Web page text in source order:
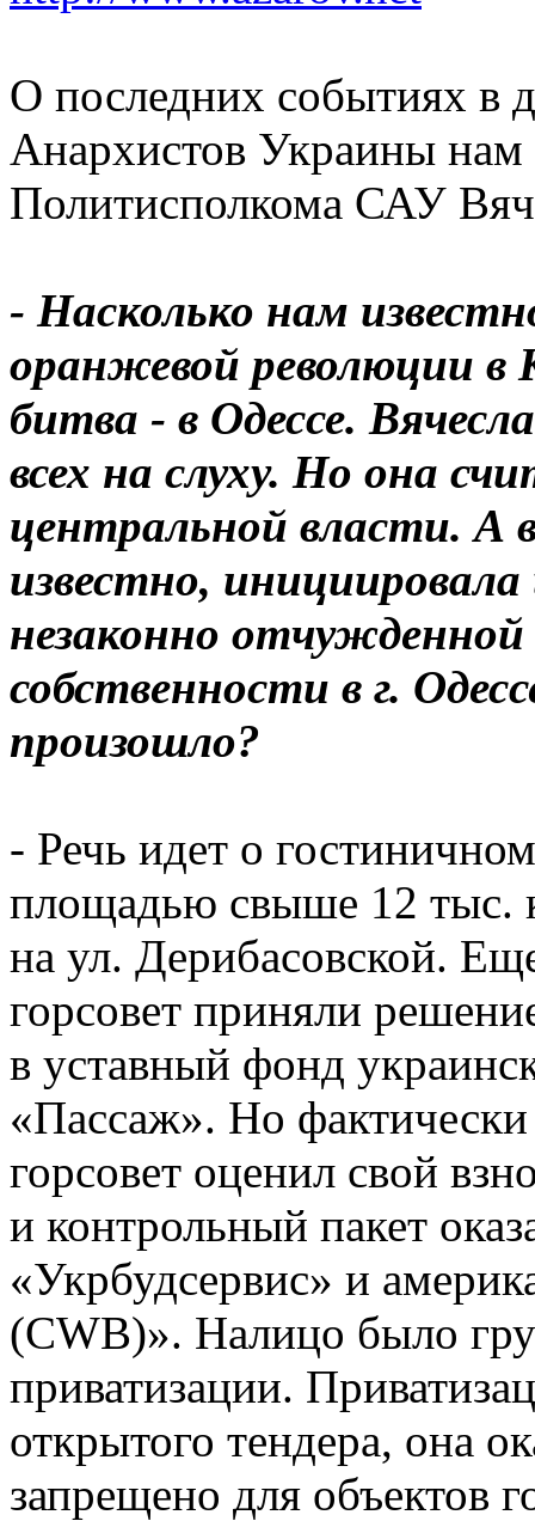
О последних событиях в
Анархистов Украины нам
Политисполкома САУ
- Насколько нам
оранжевой революции в
битва - в Одессе.
всех на слуху. Но она
центральной власти. А
известно,
незаконно
собственности в г.
произошло?
- Речь идет о
площадью свыше 12 тыс.
на ул. Дерибасовской.
горсовет приняли
в уставный фонд
«Пассаж». Но фактически
горсовет оценил свой
и контрольный пакет
«Укрбудсервис» и
(CWB)». Налицо было
приватизации.
открытого тендера, она
запрещено для объектов